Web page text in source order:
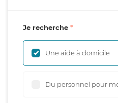
Je recherche
Une aide à domicile
Du personnel pour